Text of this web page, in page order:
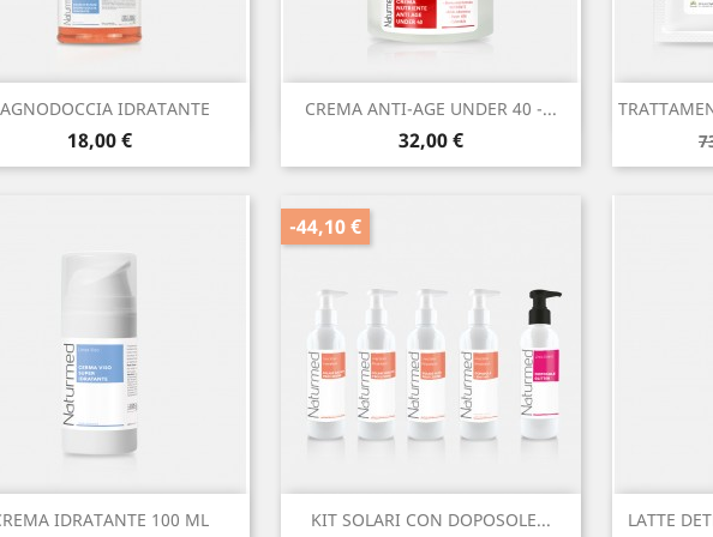
IDRATANTE
Prezzo
18,00 €
Anteprima CREMA ANTI-AGE UNDER 40 -...
Prezzo
32,00 €
Anteprima
IDRATANTE 100 ML
Anteprima KIT SOLARI CON DOPOSOLE...
-44,10 €
Anteprima LATTE